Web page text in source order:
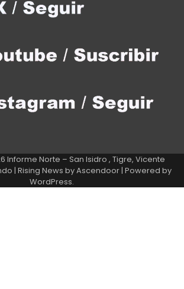
Informe Norte – San Isidro , Tigre, Vicente
| Rising News byAscendoor| Powered by
WordPress.